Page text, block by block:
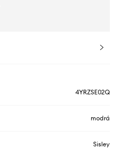
4YRZSE02Q
modrá
Sisley